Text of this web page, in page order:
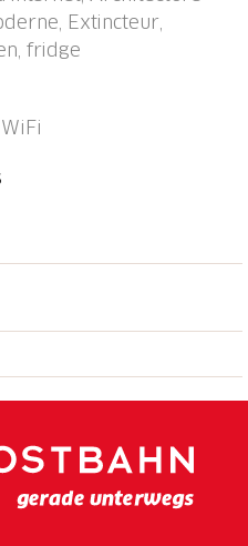
centre thermal "Termali
di Locarno 600
Extincteur,
fridge